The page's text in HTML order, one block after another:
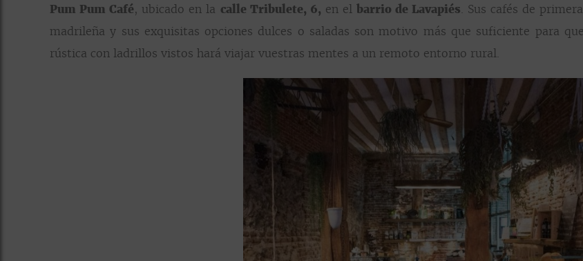
Pum Pum Café, ubicado en la calle Tribulete, 6, en el barrio de Lavapiés. Sus cafés de
madrileña y sus exquisitas opciones dulces o saladas son motivo más que suficiente para
rústica con ladrillos vistos hará viajar vuestras mentes a un remoto entorno rural.